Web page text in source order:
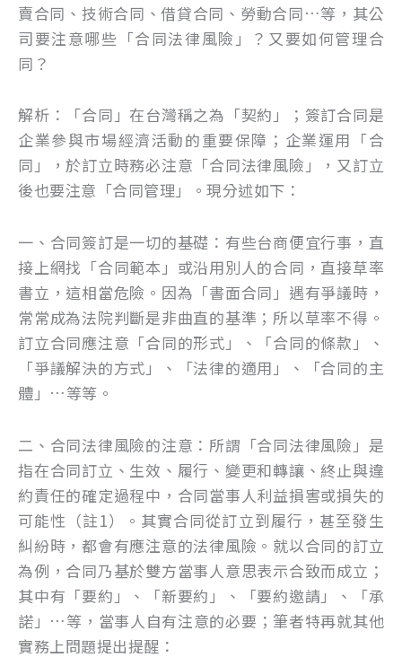
賣合同、技術合同、借貸合同、勞動合同…等，其公
司要注意哪些「合同法律風險」？又要如何管理合
同？
解析：「合同」在台灣稱之為「契約」；簽訂合同是
企業參與市場經濟活動的重要保障；企業運用「合
同」，於訂立時務必注意「合同法律風險」，又訂立
後也要注意「合同管理」。現分述如下：
一、合同簽訂是一切的基礎：有些台商便宜行事，直
接上網找「合同範本」或沿用別人的合同，直接草率
書立，這相當危險。因為「書面合同」遇有爭議時，
常常成為法院判斷是非曲直的基準；所以草率不得。
訂立合同應注意「合同的形式」、「合同的條款」、
「爭議解決的方式」、「法律的適用」、「合同的主
體」…等等。
二、合同法律風險的注意：所謂「合同法律風險」是
指在合同訂立、生效、履行、變更和轉讓、終止與違
約責任的確定過程中，合同當事人利益損害或損失的
可能性（註1）。其實合同從訂立到履行，甚至發生
糾紛時，都會有應注意的法律風險。就以合同的訂立
為例，合同乃基於雙方當事人意思表示合致而成立；
其中有「要約」、「新要約」、「要約邀請」、「承
諾」…等，當事人自有注意的必要；筆者特再就其他
實務上問題提出提醒：